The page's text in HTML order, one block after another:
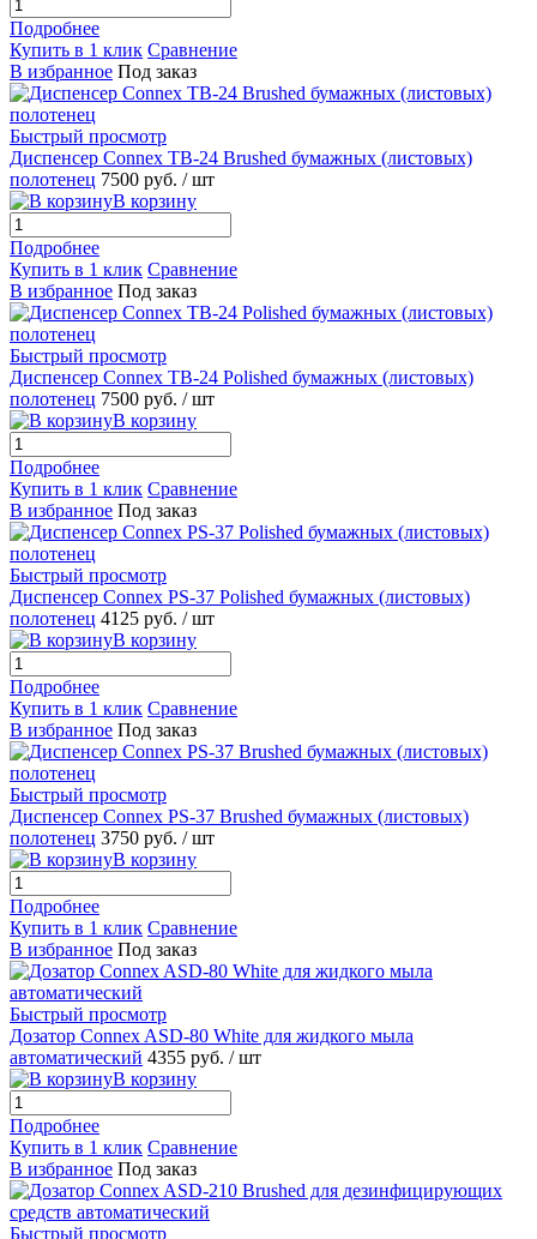
Подробнее
Купить в 1 клик Сравнение
В избранное Под заказ
Быстрый просмотр
Диспенсер Connex TB-24 Brushed бумажных (листовых)
полотенец 7500 руб. / шт
В корзину
Подробнее
Купить в 1 клик Сравнение
В избранное Под заказ
Быстрый просмотр
Диспенсер Connex TB-24 Polished бумажных (листовых)
полотенец 7500 руб. / шт
В корзину
Подробнее
Купить в 1 клик Сравнение
В избранное Под заказ
Быстрый просмотр
Диспенсер Connex PS-37 Polished бумажных (листовых)
полотенец 4125 руб. / шт
В корзину
Подробнее
Купить в 1 клик Сравнение
В избранное Под заказ
Быстрый просмотр
Диспенсер Connex PS-37 Brushed бумажных (листовых)
полотенец 3750 руб. / шт
В корзину
Подробнее
Купить в 1 клик Сравнение
В избранное Под заказ
Быстрый просмотр
Дозатор Connex ASD-80 White для жидкого мыла
автоматический 4355 руб. / шт
В корзину
Подробнее
Купить в 1 клик Сравнение
В избранное Под заказ
Быстрый просмотр